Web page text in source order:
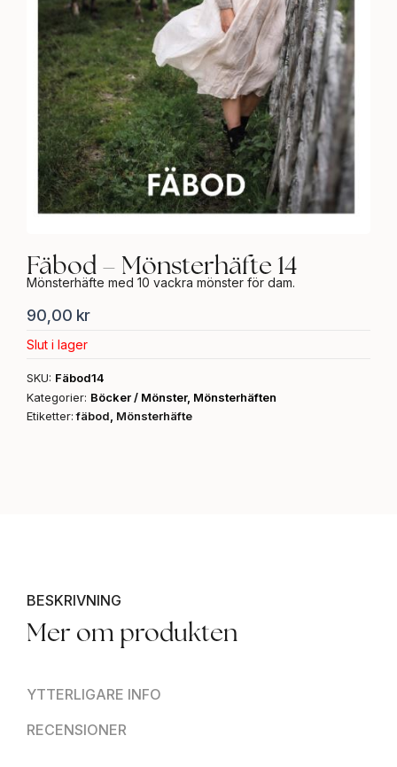
Fäbod – Mönsterhäfte 14
Mönsterhäfte med 10 vackra mönster för dam.
90,00 kr
Slut i lager
SKU: Fäbod14
Kategorier: Böcker / Mönster, Mönsterhäften
Etiketter: fäbod Mönsterhäfte
BESKRIVNING
YTTERLIGARE INFO
RECENSIONER
Mer om produkten